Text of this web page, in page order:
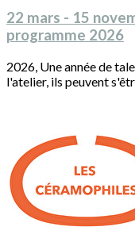
22 mars - 15
programme 2026
2026, Une année de
l'atelier, ils peuvent